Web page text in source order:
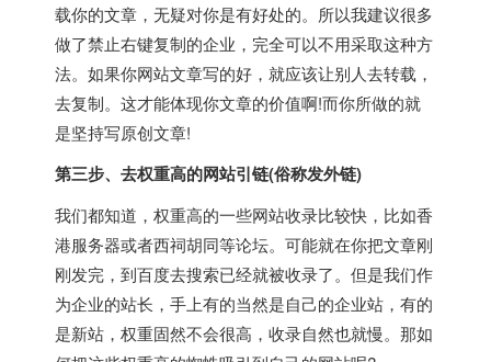
载你的文章，无疑对你是有好处的。所以我建议很多
做了禁止右键复制的企业，完全可以不用采取这种方
法。如果你网站文章写的好，就应该让别人去转载，
去复制。这才能体现你文章的价值啊!而你所做的就
是坚持写原创文章!
第三步、去权重高的网站引链(俗称发外链)
我们都知道，权重高的一些网站收录比较快，比如香
港服务器或者西祠胡同等论坛。可能就在你把文章刚
刚发完，到百度去搜索已经就被收录了。但是我们作
为企业的站长，手上有的当然是自己的企业站，有的
是新站，权重固然不会很高，收录自然也就慢。那如